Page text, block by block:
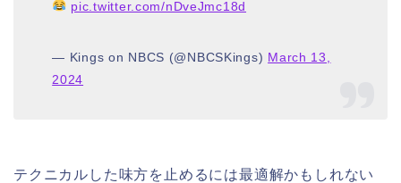
pic.twitter.com/nDveJmc18d
— Kings on NBCS (@NBCSKings) March 13,
2024
テクニカルした味方を止めるには最適解かもしれない